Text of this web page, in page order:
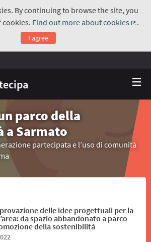
By continuing to browse the site, you
cookies. Find out more about cookies
.
I agree
parco della
a Sarmato
partecipata e l’uso di comunità
delle idee progettuali per la
da spazio abbandonato a parco
della sostenibilità